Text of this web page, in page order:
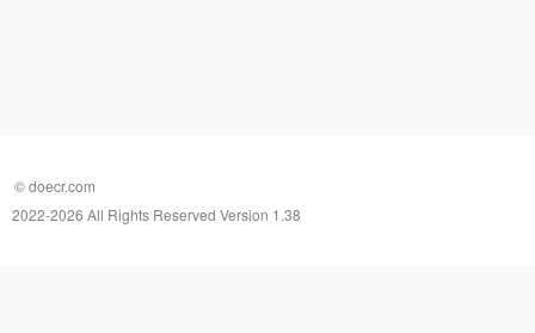
© doecr.com
2022-2026 All Rights Reserved Version 1.38